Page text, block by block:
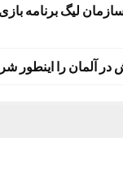
لیگ برنامه
آلمان را اینطور